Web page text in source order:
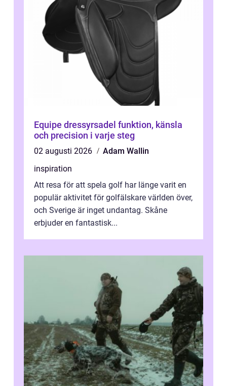
Equipe dressyrsadel funktion, känsla
och precision i varje steg
02 augusti 2026
Adam Wallin
inspiration
Att resa för att spela golf har länge varit en
populär aktivitet för golfälskare världen över,
och Sverige är inget undantag. Skåne
erbjuder en fantastisk...